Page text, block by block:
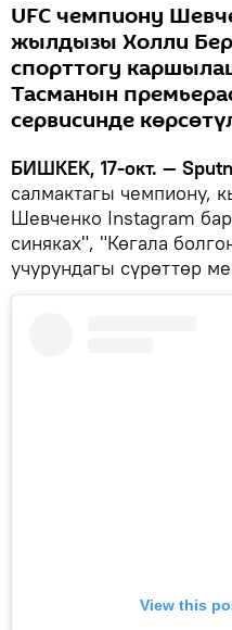
UFC чемпиону
жылдызы Холли
спорттогу
Тасманын
сервисинде
БИШКЕК, 17-окт. —
салмактагы чемпиону,
Шевченко Instagram
синяках", "Көгала
учурундагы сүрөттөр
View this